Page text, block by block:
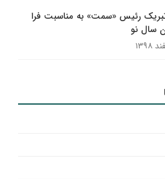
رئیس «سمت» به مناسبت فرا
سال نو